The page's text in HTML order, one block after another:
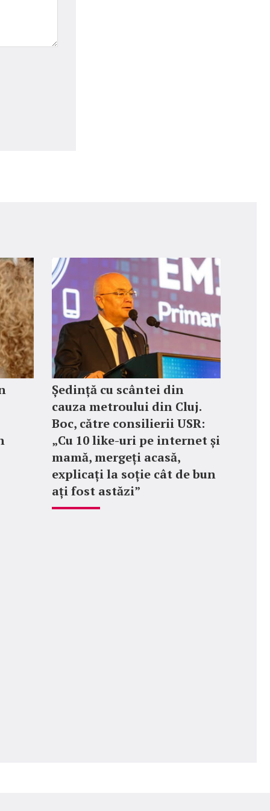
Ședință cu scântei din
cauza metroului din Cluj.
Boc, către consilierii USR:
„Cu 10 like-uri pe internet și
mamă, mergeți acasă,
explicați la soție cât de bun
ați fost astăzi”